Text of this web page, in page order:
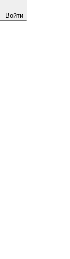
Войти